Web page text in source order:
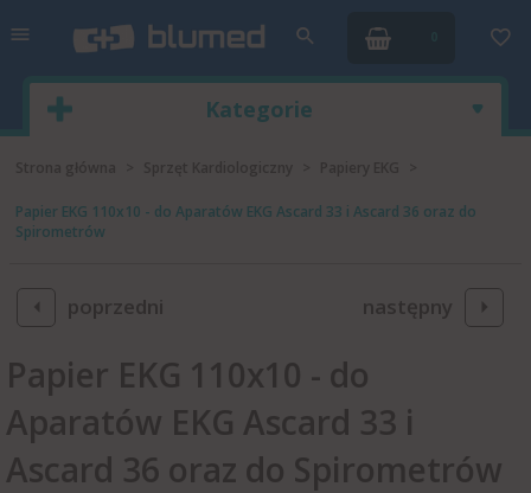
Kategorie
Papier EKG 110x10 - do Aparatów EKG Ascard 33 i Ascard 36 oraz do
Spirometrów
poprzedni następny
Papier EKG 110x10 - do
Aparatów EKG Ascard 33 i
Ascard 36 oraz do Spirometrów